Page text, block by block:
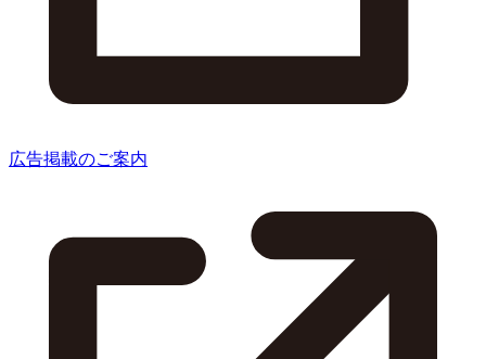
広告掲載のご案内